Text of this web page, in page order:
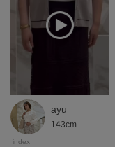
ayu
143cm
index